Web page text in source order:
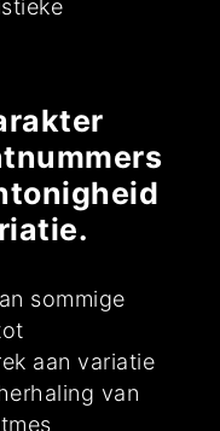
sommige
aan variatie
van